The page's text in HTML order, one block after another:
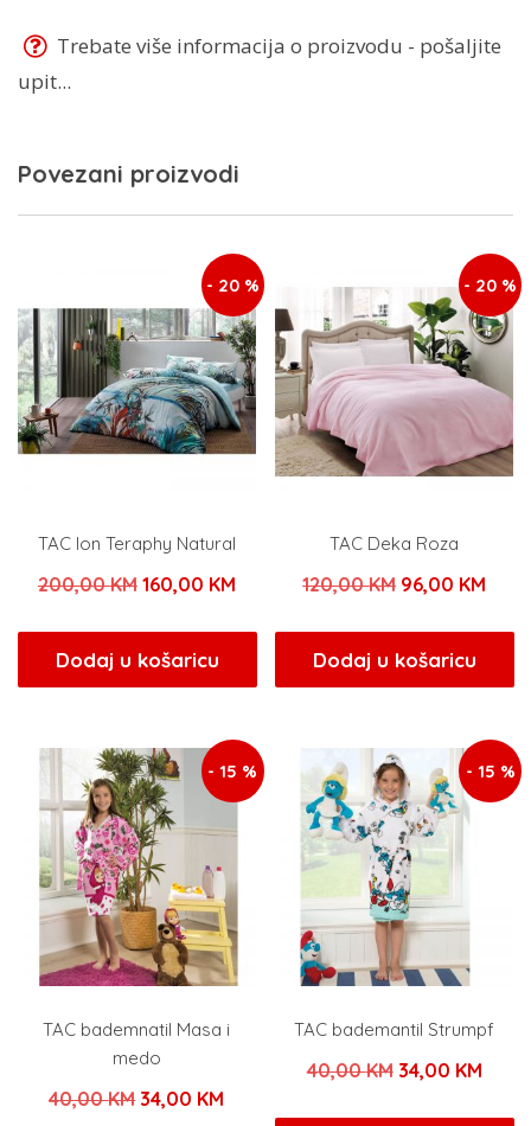
Trebate više informacija o proizvodu - pošaljite
upit...
Povezani proizvodi
- 20 %
TAC Ion Teraphy Natural
200,00KM Izvorna
bila
je:
160,00 KMTrenutna
160,00 KM.
Dodaj u košaricu
- 20 %
TAC Deka Roza
120,00KM Izvorna
bila
je:
96,00 KM
Dodaj u košaricu
- 15 %
TAC bademnatil Masa i
medo
40,00KM Izvorna
34,00 KM
- 15 %
TAC bademantil Strumpf
40,00KM Izvorna
34,00 KM